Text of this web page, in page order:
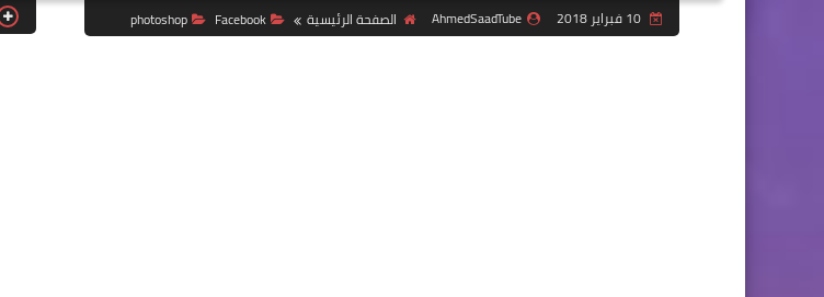
10 فبراير 2018 AhmedSaadTube الصفحة الرئيسية Facebook
photoshop